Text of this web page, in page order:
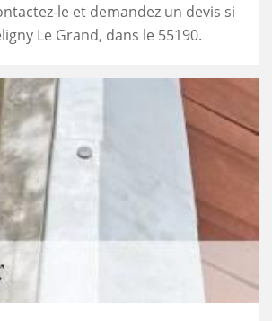
le et demandez un devis si
Le Grand, dans le 55190.